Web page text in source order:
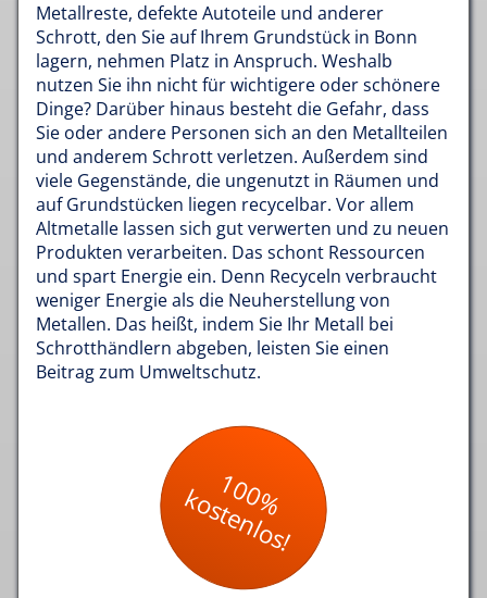
Metallreste, defekte Autoteile und anderer
Schrott, den Sie auf Ihrem Grundstück in Bonn
lagern, nehmen Platz in Anspruch. Weshalb
nutzen Sie ihn nicht für wichtigere oder schönere
Dinge? Darüber hinaus besteht die Gefahr, dass
Sie oder andere Personen sich an den Metallteilen
und anderem Schrott verletzen. Außerdem sind
viele Gegenstände, die ungenutzt in Räumen und
auf Grundstücken liegen recycelbar. Vor allem
Altmetalle lassen sich gut verwerten und zu neuen
Produkten verarbeiten. Das schont Ressourcen
und spart Energie ein. Denn Recyceln verbraucht
weniger Energie als die Neuherstellung von
Metallen. Das heißt, indem Sie Ihr Metall bei
Schrotthändlern abgeben, leisten Sie einen
Beitrag zum Umweltschutz.
100%
kostenlos!